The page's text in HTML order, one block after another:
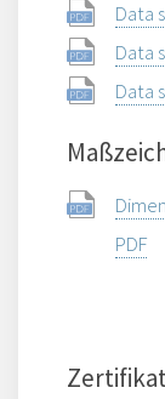
Data
Data
Data
PDF